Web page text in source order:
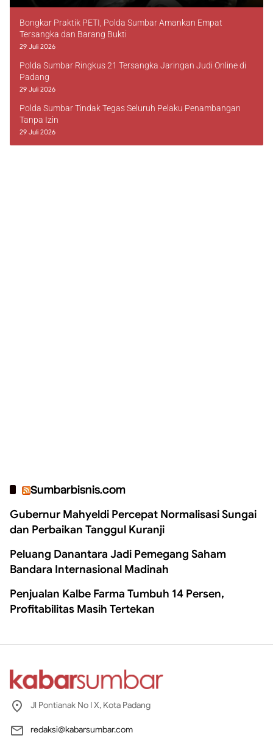
Bongkar Praktik PETI, Polda Sumbar Amankan Empat
Tersangka dan Barang Bukti
29 Juli 2026
Polda Sumbar Ringkus 21 Tersangka Jaringan Judi Online di
Padang
29 Juli 2026
Polda Sumbar Tindak Tegas Seluruh Pelaku Penambangan
Tanpa Izin
29 Juli 2026
Sumbarbisnis.com
Gubernur Mahyeldi Percepat Normalisasi Sungai
dan Perbaikan Tanggul Kuranji
Peluang Danantara Jadi Pemegang Saham
Bandara Internasional Madinah
Penjualan Kalbe Farma Tumbuh 14 Persen,
Profitabilitas Masih Tertekan
Jl Pontianak No I X, Kota Padang
redaksi@kabarsumbar.com